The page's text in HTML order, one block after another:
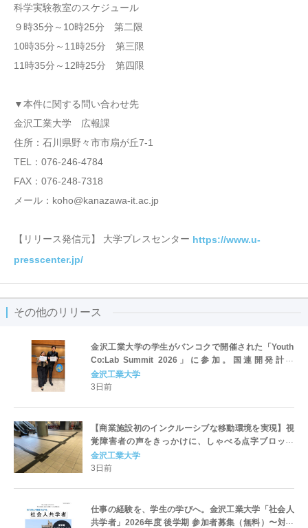
科学実験教室のスケジュール
９時35分～10時25分 第二限
10時35分～11時25分 第三限
11時35分～12時25分 第四限
▼本件に関する問い合わせ先
金沢工業大学 広報課
住所：石川県野々市市扇が丘7-1
TEL：076-246-4784
FAX：076-248-7318
メール：koho@kanazawa-it.ac.jp
【リリース発信元】 大学プレスセンター https://www.u-
presscenter.jp/
その他のリリース
金沢工業大学の学生がバンコクで開催された「Youth
Co:Lab Summit 2026」に参加。国連開発計画
（UNDP）とCiti Foundation主催のイベントで
金沢工業大学
3日前
【商業施設初のインクルーシブな移動環境を実現】視
覚障害者の声をきっかけに、しゃべる点字ブロック
「コード化点字ブロック」を東京・錦糸町の商業ビル
「楽天地ビル」地下フロア～地上2階で敷設。8月8日
金沢工業大学
3日前
仕事の経験を、学生の学びへ。金沢工業大学「社会人
共学者」2026年度 後学期 参加者募集（無料）〜対面